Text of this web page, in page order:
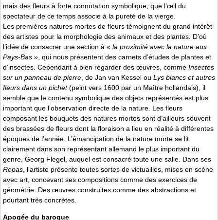
mais des fleurs à forte connotation symbolique, que l’œil du
spectateur de ce temps associe à la pureté de la vierge.
Les premières natures mortes de fleurs témoignent du grand intérêt
des artistes pour la morphologie des animaux et des plantes. D’où
l’idée de consacrer une section à « la proximité avec la nature aux
Pays-Bas », qui nous présentent des carnets d’études de plantes et
d’insectes. Cependant à bien regarder des œuvres, comme Insectes
sur un panneau de pierre , de Jan van Kessel ou Lys blancs et autres
fleurs dans un pichet(peint vers 1600 par un Maître hollandais), il
semble que le contenu symbolique des objets représentés est plus
important que l’observation directe de la nature. Les fleurs
composant les bouquets des natures mortes sont d’ailleurs souvent
des brassées de fleurs dont la floraison a lieu en réalité à différentes
époques de l’année. L’émancipation de la nature morte se lit
clairement dans son représentant allemand le plus important du
genre, Georg Flegel, auquel est consacré toute une salle. Dans ses
Repas , l’artiste présente toutes sortes de victuailles, mises en scène
avec art, concevant ses compositions comme des exercices de
géométrie. Des œuvres construites comme des abstractions et
pourtant très concrètes.
Apogée du baroque